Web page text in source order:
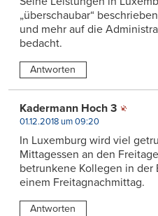
„überschaubar“
und mehr auf die
bedacht.
Antworten
Kadermann Hoch 3
01.12.2018 um 09:20
In Luxemburg wird viel
Mittagessen an den
betrunkene Kollegen in der
einem Freitagnachmittag.
Antworten